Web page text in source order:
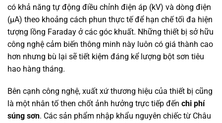
có khả năng tự động điều chỉnh điện áp (kV) và dòng điện
(µA) theo khoảng cách phun thực tế để hạn chế tối đa hiện
tượng lồng Faraday ở các góc khuất. Những thiết bị sở hữu
công nghệ cảm biến thông minh này luôn có giá thành cao
hơn nhưng bù lại sẽ tiết kiệm đáng kể lượng bột sơn tiêu
hao hàng tháng.
Bên cạnh công nghệ, xuất xứ thương hiệu của thiết bị cũng
là một nhân tố then chốt ảnh hưởng trực tiếp đến chi phí
súng sơn. Các sản phẩm nhập khẩu nguyên chiếc từ Châu